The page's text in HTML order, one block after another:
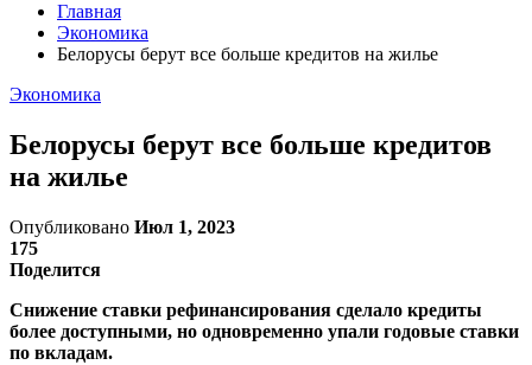
Главная
Экономика
Белорусы берут все больше кредитов на жилье
Экономика
Белорусы берут все больше кредитов
на жилье
Опубликовано Июл 1, 2023
175
Поделится
Снижение ставки рефинансирования сделало кредиты
более доступными, но одновременно упали годовые ставки
по вкладам.